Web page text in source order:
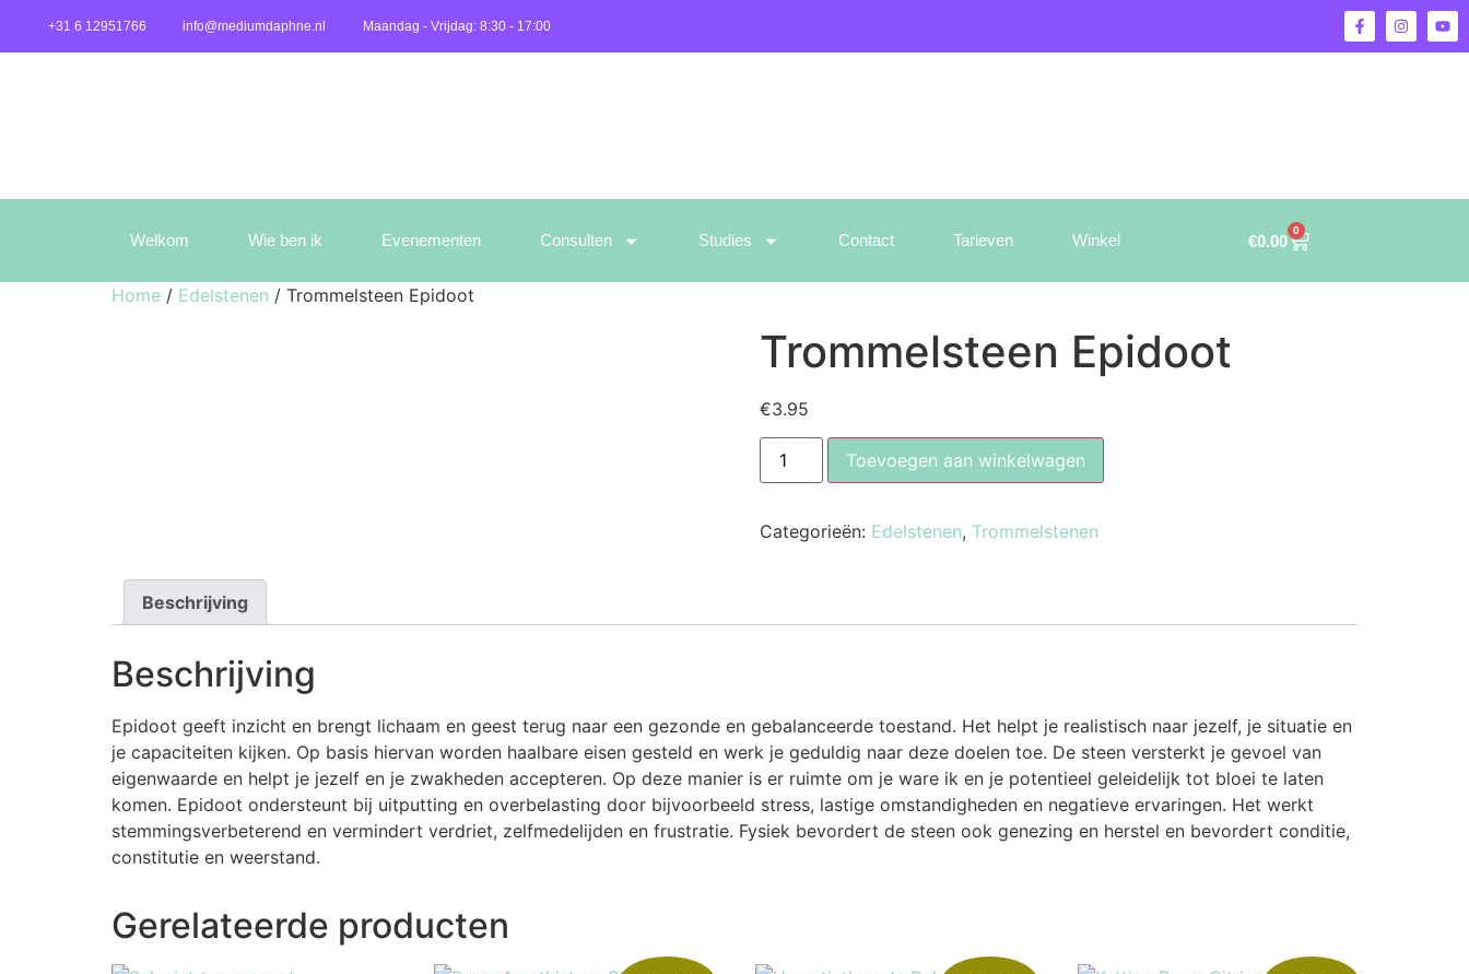
+31 6 12951766 info@mediumdaphne.nl Maandag - Vrijdag: 8:30 - 17:00
Welkom Wie ben ik Evenementen Consulten Studies Contact Tarieven Winkel €0.00
0
Home / Edelstenen / Trommelsteen Epidoot
Trommelsteen Epidoot
€3.95
Toevoegen aan winkelwagen
Categorieën: Edelstenen, Trommelstenen
Beschrijving
Beschrijving
Epidoot geeft inzicht en brengt lichaam en geest terug naar een gezonde en gebalanceerde toestand. Het helpt je realistisch naar jezelf, je situatie en
je capaciteiten kijken. Op basis hiervan worden haalbare eisen gesteld en werk je geduldig naar deze doelen toe. De steen versterkt je gevoel van
eigenwaarde en helpt je jezelf en je zwakheden accepteren. Op deze manier is er ruimte om je ware ik en je potentieel geleidelijk tot bloei te laten
komen. Epidoot ondersteunt bij uitputting en overbelasting door bijvoorbeeld stress, lastige omstandigheden en negatieve ervaringen. Het werkt
stemmingsverbeterend en vermindert verdriet, zelfmedelijden en frustratie. Fysiek bevordert de steen ook genezing en herstel en bevordert conditie,
constitutie en weerstand.
Gerelateerde producten